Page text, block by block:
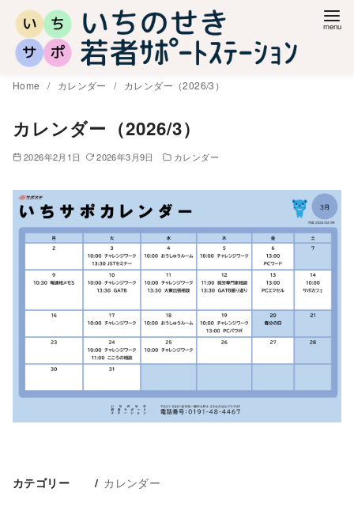
Home カレンダー カレンダー（2026/3）
カレンダー（2026/3）
2026年2月1日 2026年3月9日 カレンダー
カテゴリー カレンダー